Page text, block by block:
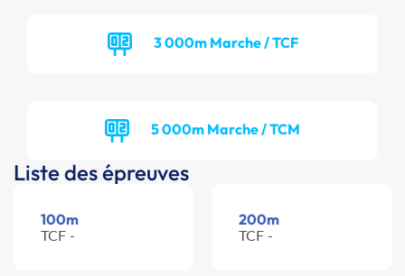
3 000m Marche / TCF
5 000m Marche / TCM
Liste des épreuves
100m
TCF -
200m
TCF -